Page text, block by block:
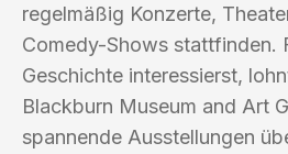
regelmäßig Konzerte,
Comedy-Shows stattfinden.
Geschichte interessierst,
Blackburn Museum and Art
spannende Ausstellungen